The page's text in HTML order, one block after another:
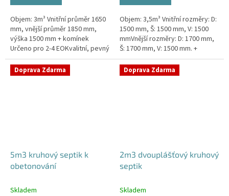
Objem: 3m³ Vnitřní průměr 1650
mm, vnější průměr 1850 mm,
výška 1500 mm + komínek
Určeno pro 2-4 EOKvalitní, pevný
septik bez potřeby
obetonováníPrůměr a pozici
přítoku a...
Objem: 3,5m³ Vnitřní rozměry: D:
1500 mm, Š: 1500 mm, V: 1500
mmVnější rozměry: D: 1700 mm,
Š: 1700 mm, V: 1500 mm. +
komínek Určeno pro 2-4
EOSeptik vhodný pod parkovací
stání,...
Doprava Zdarma
5m3 kruhový septik k
obetonování
Skladem
Doprava Zdarma
2m3 dvouplášťový kruhový
septik
Skladem